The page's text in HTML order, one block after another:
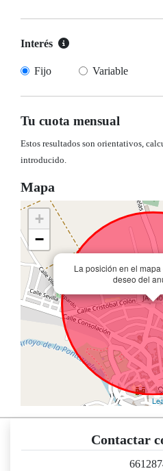
Interés
Fijo Variable
Tu cuota mensual
Estos resultados son orientativos,
introducido.
Mapa
La posición en el
deseo del
+
−
Contactar